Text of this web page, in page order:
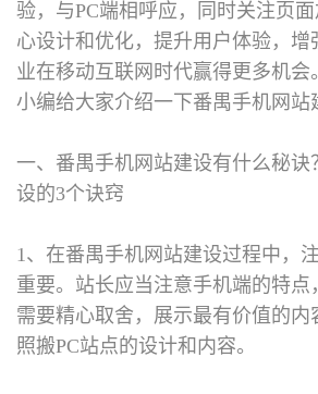
验，与PC端相呼应，同时关注页
心设计和优化，提升用户体验，增
业在移动互联网时代赢得更多机会
小编给大家介绍一下番禺手机网站
一、番禺手机网站建设有什么秘诀
设的3个诀窍
1、在番禺手机网站建设过程中，
重要。站长应当注意手机端的特点
需要精心取舍，展示最有价值的内
照搬PC站点的设计和内容。